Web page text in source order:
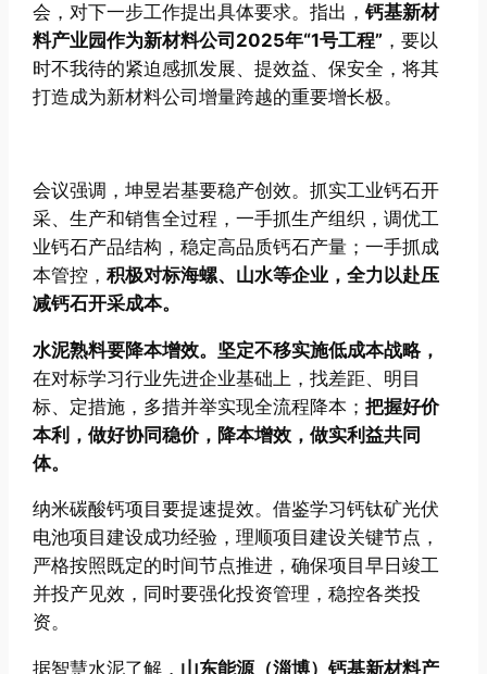
会，对下一步工作提出具体要求。指出，钙基新材
料产业园作为新材料公司2025年“1号工程” ，要以
时不我待的紧迫感抓发展、提效益、保安全，将其
打造成为新材料公司增量跨越的重要增长极。
会议强调，坤昱岩基要稳产创效。抓实工业钙石开
采、生产和销售全过程，一手抓生产组织，调优工
业钙石产品结构，稳定高品质钙石产量；一手抓成
本管控，积极对标海螺、山水等企业，全力以赴压
减钙石开采成本。
水泥熟料要降本增效。 坚定不移实施低成本战略，
在对标学习行业先进企业基础上，找差距、明目
标、定措施，多措并举实现全流程降本；把握好价
本利，做好协同稳价，降本增效，做实利益共同
体。
纳米碳酸钙项目要提速提效。借鉴学习钙钛矿光伏
电池项目建设成功经验，理顺项目建设关键节点，
严格按照既定的时间节点推进，确保项目早日竣工
并投产见效，同时要强化投资管理，稳控各类投
资。
据智慧水泥了解， 山东能源（淄博）钙基新材料产